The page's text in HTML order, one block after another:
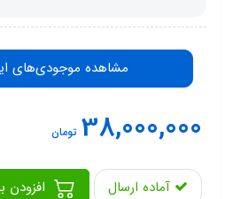
مشاهده موجودی‌های
38,000,000 تومان
آماده ارسال